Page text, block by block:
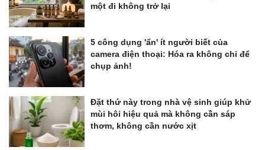
một đi không trở lại
5 công dụng 'ẩn' ít người biết của
camera điện thoại: Hóa ra không chỉ để
chụp ảnh!
Đặt thứ này trong nhà vệ sinh giúp khử
mùi hôi hiệu quả mà không cần sáp
thơm, không cần nước xịt